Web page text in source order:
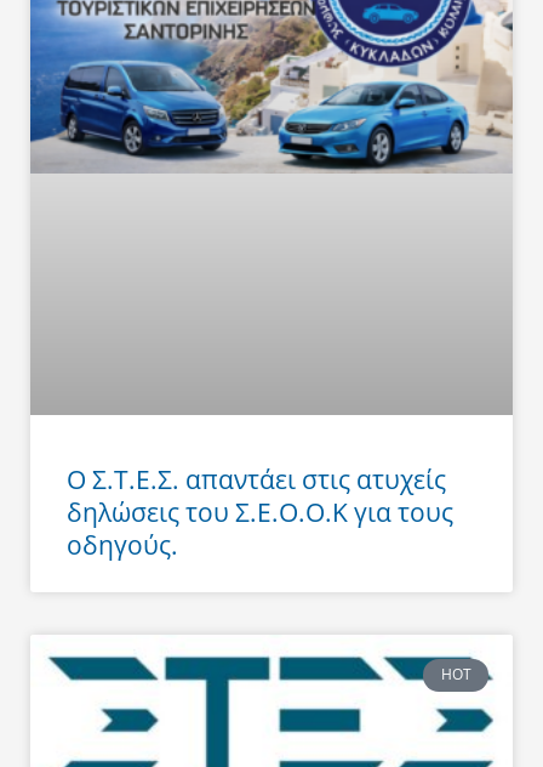
Ο Σ.Τ.Ε.Σ. απαντάει στις ατυχείς
δηλώσεις του Σ.Ε.Ο.Ο.Κ για τους
οδηγούς.
HOT